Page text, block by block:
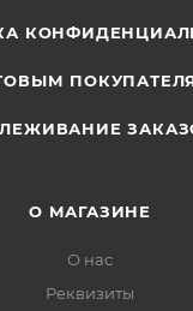
О МАГАЗИНЕ
О нас
Реквизиты